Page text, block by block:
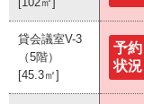
貸会議室V-3
（5階）
[45.3㎡]
予約
状況
貸会議室V-3
（5階）
[45.3㎡]
予約
状況